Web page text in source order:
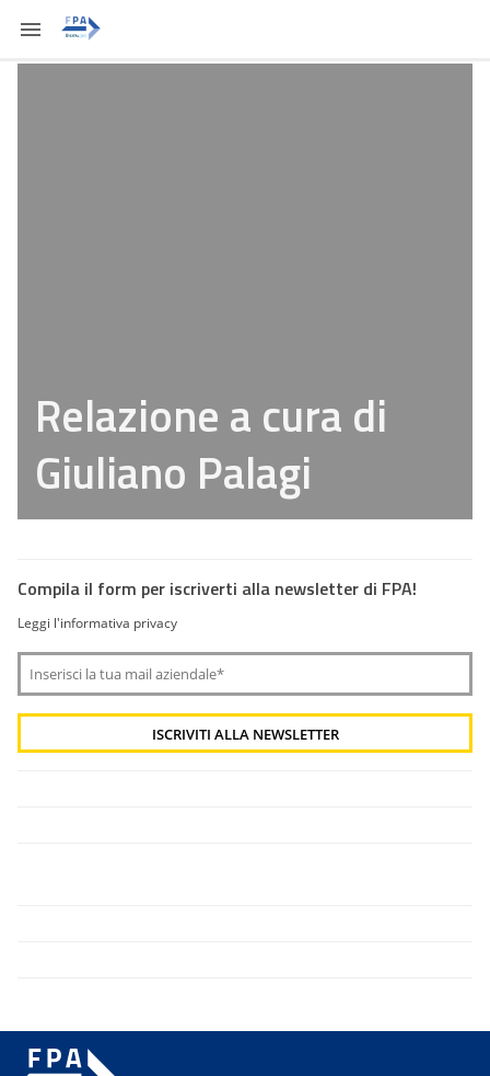
Relazione a cura di
Giuliano Palagi
Compila il form per iscriverti alla newsletter di FPA!
Leggi l'informativa privacy